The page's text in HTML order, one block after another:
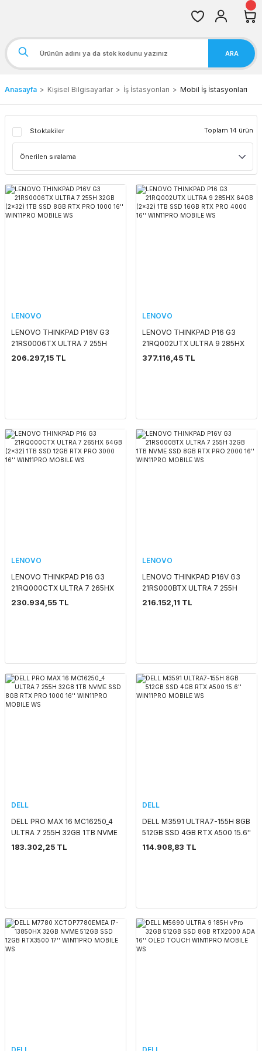
ARA
Anasayfa Kişisel Bilgisayarlar İş İstasyonları Mobil İş İstasyonları
Stoktakiler Toplam 14 ürün
LENOVO
LENOVO THINKPAD P16V G3
21RS0006TX ULTRA 7 255H
32GB (2x32) 1TB SSD 8GB RTX
206.297,15 TL
LENOVO
LENOVO THINKPAD P16 G3
21RQ002UTX ULTRA 9 285HX
64GB (2x32) 1TB SSD 16GB
377.116,45 TL
LENOVO
LENOVO THINKPAD P16 G3
21RQ000CTX ULTRA 7 265HX
64GB (2x32) 1TB SSD 12GB
230.934,55 TL
LENOVO
LENOVO THINKPAD P16V G3
21RS000BTX ULTRA 7 255H
32GB 1TB NVME SSD 8GB RTX
216.152,11 TL
DELL
DELL PRO MAX 16 MC16250_4
ULTRA 7 255H 32GB 1TB NVME
SSD 8GB RTX PRO 1000 16''
183.302,25 TL
DELL
DELL M3591 ULTRA7-155H 8GB
512GB SSD 4GB RTX A500 15.6''
WIN11PRO MOBILE WS
114.908,83 TL